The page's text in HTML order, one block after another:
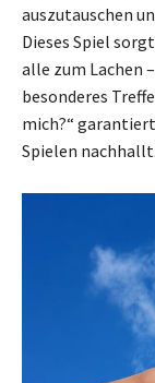
auszutauschen
Dieses Spiel
alle zum Lachen
besonderes
mich?“
Spielen nachhallt.